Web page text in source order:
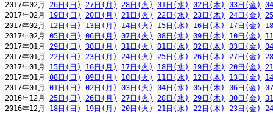
2017年02月 26日(日) 27日(月) 28日(火) 01日(水) 02日(木) 03日(金)
2017年02月 19日(日) 20日(月) 21日(火) 22日(水) 23日(木) 24日(金)
2017年02月 12日(日) 13日(月) 14日(火) 15日(水) 16日(木) 17日(金)
2017年02月 05日(日) 06日(月) 07日(火) 08日(水) 09日(木) 10日(金)
2017年01月 29日(日) 30日(月) 31日(火) 01日(水) 02日(木) 03日(金)
2017年01月 22日(日) 23日(月) 24日(火) 25日(水) 26日(木) 27日(金)
2017年01月 15日(日) 16日(月) 17日(火) 18日(水) 19日(木) 20日(金)
2017年01月 08日(日) 09日(月) 10日(火) 11日(水) 12日(木) 13日(金)
2017年01月 01日(日) 02日(月) 03日(火) 04日(水) 05日(木) 06日(金)
2016年12月 25日(日) 26日(月) 27日(火) 28日(水) 29日(木) 30日(金)
2016年12月 18日(日) 19日(月) 20日(火) 21日(水) 22日(木) 23日(金)